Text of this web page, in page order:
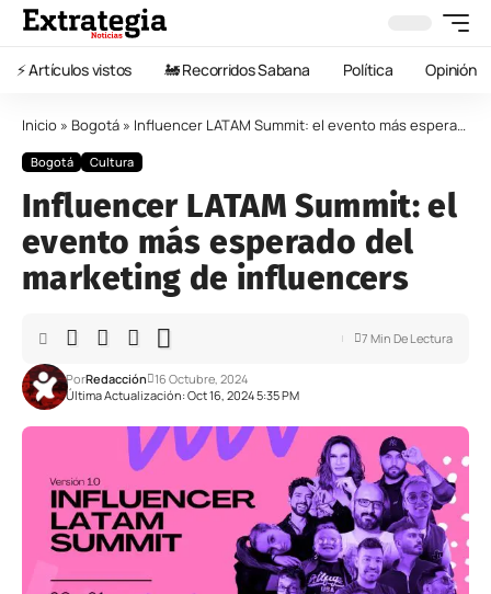
⚡️ Artículos vistos 🚂 Recorridos Sabana Política Opinión
Inicio » Bogotá » Influencer LATAM Summit: el evento más esperado del marketing de influencers
Bogotá Cultura
Influencer LATAM Summit: el
evento más esperado del
marketing de influencers
Última Actualización: Oct 16, 2024 5:35 PM
PorRedacción 16 Octubre, 2024
7 Min De Lectura